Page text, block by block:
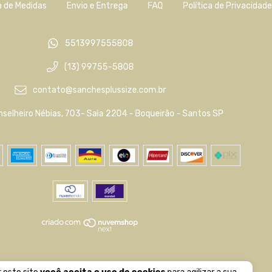
de Medidas Envio e Entrega FAQ Política de Privacidade
5513997555808
(13) 99755-5808
contato@sanchesplussize.com.br
Nébias, 703- Sala 2204 - Boqueirão - Santos SP